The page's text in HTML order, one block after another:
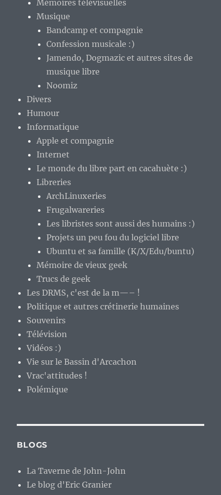
Mémoires télévisuelles
Musique
Bandcamp et compagnie
Confession musicale :)
Jamendo, Dogmazic et autres sites de
musique libre
Noomiz
Divers
Humour
Informatique
Apple et compagnie
Internet
Le monde du libre part en cacahuète :)
Libreries
ArchLinuxeries
Frugalwareries
Les libristes sont aussi des humains :)
Projets un peu fou du logiciel libre
Ubuntu et sa famille (K/X/Edu/buntu)
Mémoire de vieux geek
Trucs de geek
Les DRMS, c'est de la m—– !
Politique et autres crétinerie humaines
Souvenirs
Télévision
Vidéos :)
Vie sur le Bassin d'Arcachon
Vrac'attitudes !
Polémique
BLOGS
La Taverne de John-John
Le blog d'Eric Granier